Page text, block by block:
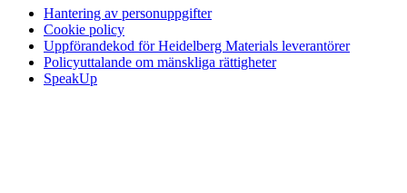
Hantering av personuppgifter
Cookie policy
Uppförandekod för Heidelberg Materials leverantörer
Policyuttalande om mänskliga rättigheter
SpeakUp